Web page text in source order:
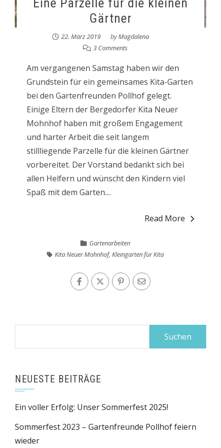
Gärtner
22. März 2019 byMagdalena
3 Comments
Am vergangenen Samstag haben wir den
Grundstein für ein gemeinsames Kita-Garten
bei den Gartenfreunden Pollhof gelegt.
Einige Eltern der Bergedorfer Kita Neuer
Mohnhof haben mit großem Engagement
und harter Arbeit die seit langem
stillliegende Parzelle für die kleinen Gärtner
vorbereitet. Der Vorstand bedankt sich bei
allen Helfern und wünscht den Kindern viel
Spaß mit dem Garten....
Read More
Gartenarbeiten
Kita Neuer Mohnhof,Kleingarten für Kita
NEUESTE BEITRÄGE
Ein voller Erfolg: Unser Sommerfest 2025!
Sommerfest 2023 – Gartenfreunde Pollhof feiern
wieder